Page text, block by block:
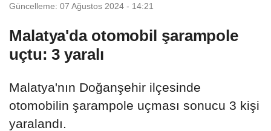
Güncelleme: 07 Ağustos 2024 - 14:21
Malatya'da otomobil şarampole
uçtu: 3 yaralı
Malatya'nın Doğanşehir ilçesinde
otomobilin şarampole uçması sonucu 3 kişi
yaralandı.